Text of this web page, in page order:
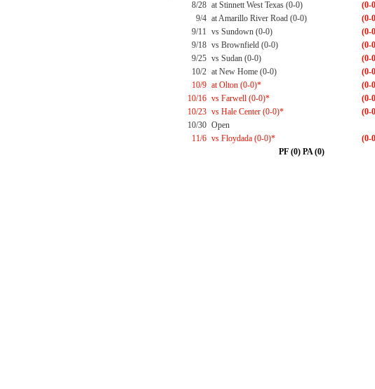
8/28 at Stinnett West Texas (0-0) (0-
9/4 at Amarillo River Road (0-0) (0-
9/11 vs Sundown (0-0) (0-
9/18 vs Brownfield (0-0) (0-
9/25 vs Sudan (0-0) (0-
10/2 at New Home (0-0) (0-
10/9 at Olton (0-0)* (0-
10/16 vs Farwell (0-0)* (0-
10/23 vs Hale Center (0-0)* (0-
10/30 Open
11/6 vs Floydada (0-0)* (0-
PF (0) PA (0)